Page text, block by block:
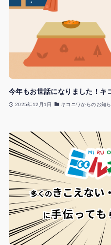
今年もお世話になりました！キ
2025年12月1日 キコニワからのお知